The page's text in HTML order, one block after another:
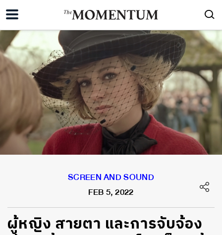
SCREEN AND SOUND
FEB 5, 2022
ผู้หญิง สายตา และการจับจ้อง